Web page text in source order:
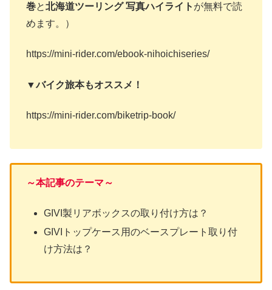
巻と北海道ツーリング 写真ハイライト が無料で読
めます。）
https://mini-rider.com/ebook-nihoichiseries/
▼バイク旅本もオススメ！
https://mini-rider.com/biketrip-book/
～本記事のテーマ～
GIVI製リアボックスの取り付け方は？
GIVIトップケース用のベースプレート取り付
け方法は？